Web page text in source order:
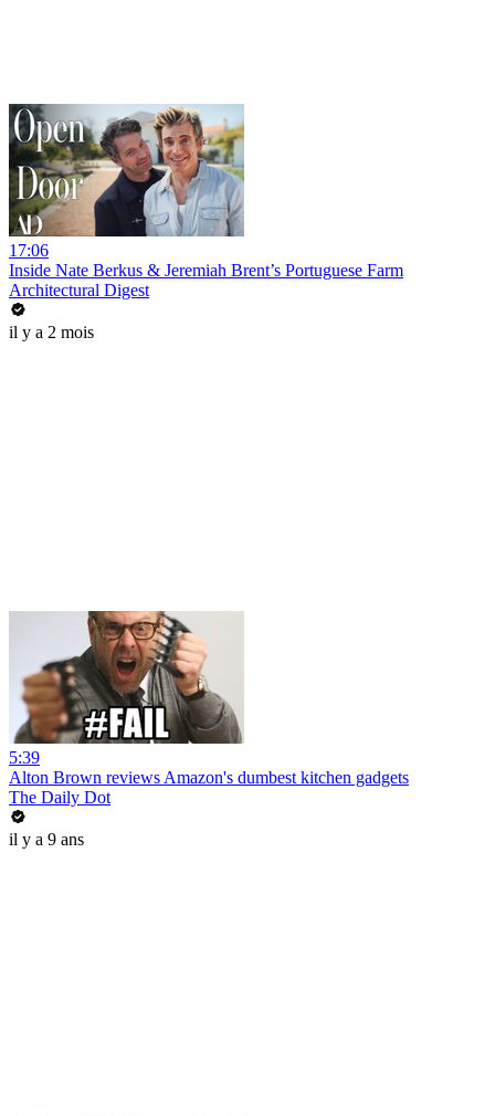
17:06
Inside Nate Berkus & Jeremiah Brent’s Portuguese Farm
Architectural Digest
il y a 2 mois
5:39
Alton Brown reviews Amazon's dumbest kitchen gadgets
The Daily Dot
il y a 9 ans